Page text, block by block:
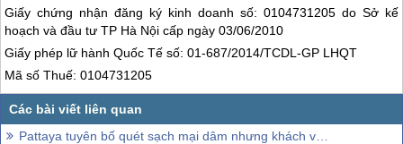
Giấy chứng nhận đăng ký kinh doanh số: 0104731205 do Sở kế
hoạch và đầu tư TP Hà Nội cấp ngày 03/06/2010
Giấy phép lữ hành Quốc Tế số: 01-687/2014/TCDL-GP LHQT
Mã số Thuế: 0104731205
Pattaya tuyên bố quét sạch mại dâm nhưng khách vẫn ‘’đông như kiến’’